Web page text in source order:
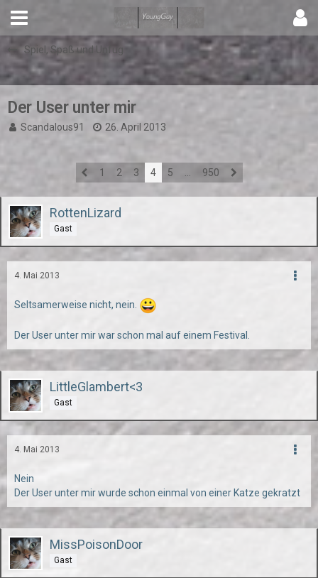
Spiel, Spaß und Unfug
Der User unter mir
Scandalous91 26. April 2013
1 2 3 4 5 950
RottenLizard
Gast
4. Mai 2013
Seltsamerweise nicht, nein.
Der User unter mir war schon mal auf einem Festival.
LittleGlambert<3
Gast
4. Mai 2013
Nein
Der User unter mir wurde schon einmal von einer Katze gekratzt
MissPoisonDoor
Gast